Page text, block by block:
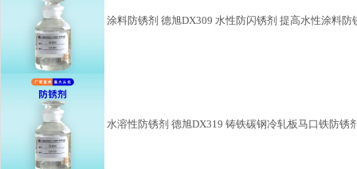
水溶性防锈剂 德旭DX319 铸铁碳钢冷轧板马口铁防锈
三乙醇胺硼酸酯 德旭DX621 润滑防锈剂 水性防锈添加